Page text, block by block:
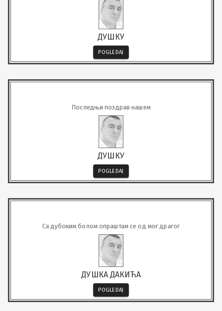
П.С. Дуле, остаје оних пар твојих реченица да се памте и
ДУШКУ
POGLEDAJ
Последњи поздрав нашем
ДУШКУ
POGLEDAJ
Са дубоким болом опраштам се од мог драгог
ДУШКА ДАКИЋА
POGLEDAJ